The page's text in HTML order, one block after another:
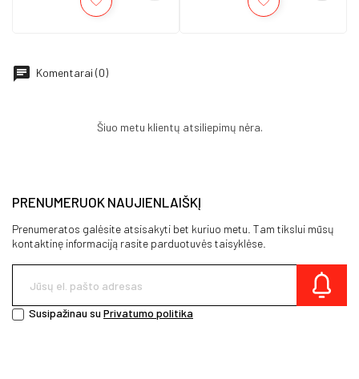
Komentarai (0)
Šiuo metu klientų atsiliepimų nėra.
PRENUMERUOK NAUJIENLAIŠKĮ
Prenumeratos galėsite atsisakyti bet kuriuo metu. Tam tikslui mūsų
kontaktinę informaciją rasite parduotuvės taisyklėse.
Susipažinau su Privatumo politika